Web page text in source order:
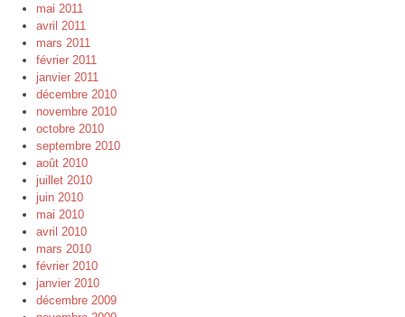
mai 2011
avril 2011
mars 2011
février 2011
janvier 2011
décembre 2010
novembre 2010
octobre 2010
septembre 2010
août 2010
juillet 2010
juin 2010
mai 2010
avril 2010
mars 2010
février 2010
janvier 2010
décembre 2009